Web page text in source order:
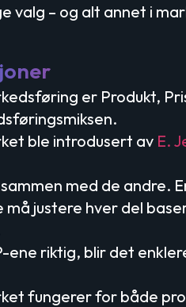
valg – og alt annet i
er Produkt,
ble introdusert av E.
med de andre.
justere hver del
ene riktig, blir det
fungerer for både